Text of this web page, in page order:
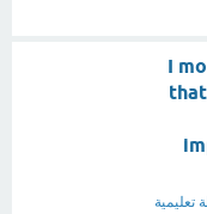
I
تعليمية